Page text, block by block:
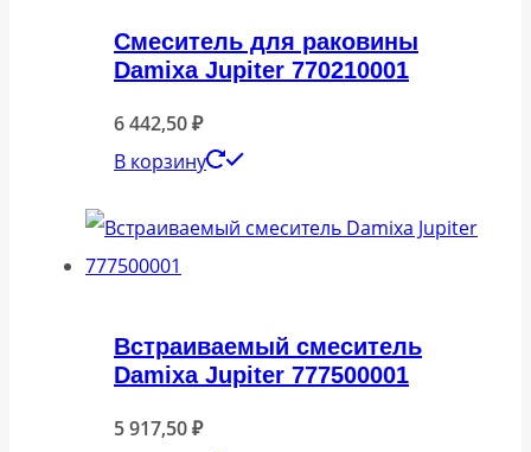
Смеситель для раковины
Damixa Jupiter 770210001
6 442,50₽
В корзину
Встраиваемый смеситель
Damixa Jupiter 777500001
5 917,50₽